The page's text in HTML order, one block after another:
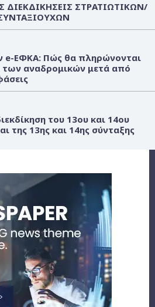
ΔΙΕΚΔΙΚΗΣΕΙΣ ΣΤΡΑΤΙΩΤΙΚΩΝ/
e-ΕΦΚΑ: Πώς θα πληρώνονται
των αναδρομικών μετά από
του 13ου και 14ου
της 13ης και 14ης σύνταξης